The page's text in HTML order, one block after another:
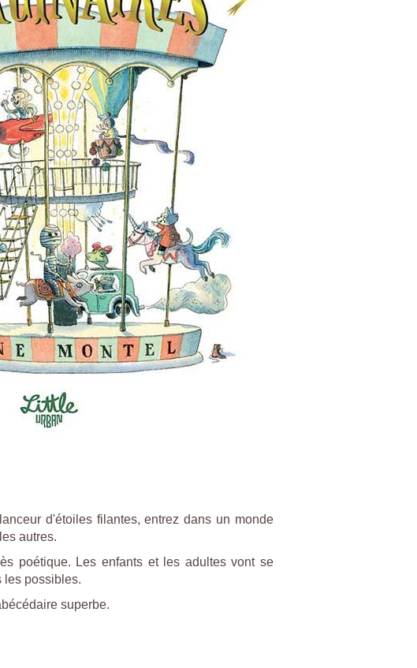
d'étoiles filantes, entrez dans un monde
autres.
poétique. Les enfants et les adultes vont se
les possibles.
superbe.